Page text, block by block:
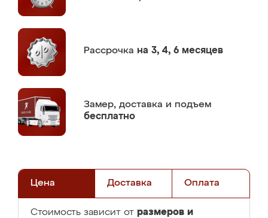
Рассрочка на 3, 4, 6 месяцев
Замер, доставка и подъем
бесплатно
Цена Доставка Оплата
Стоимость зависит от размеров и